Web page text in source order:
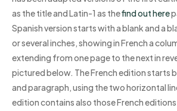
as the title and Latin-1 as thefind out here
Spanish version starts with a blank and a
or several inches, showing in French a
extending from one page to the next in
pictured below. The French edition starts
and paragraph, using the two horizontal
edition contains also those French